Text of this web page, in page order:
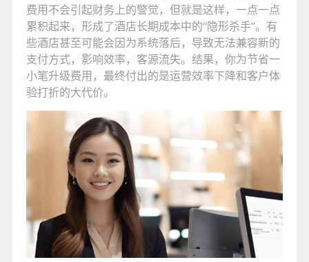
费用不会引起财务上的警觉，但就是这样，一点一点
累积起来，形成了酒店长期成本中的“隐形杀手”。有
些酒店甚至可能会因为系统落后，导致无法兼容新的
支付方式，影响效率，客源流失。结果，你为节省一
小笔升级费用，最终付出的是运营效率下降和客户体
验打折的大代价。